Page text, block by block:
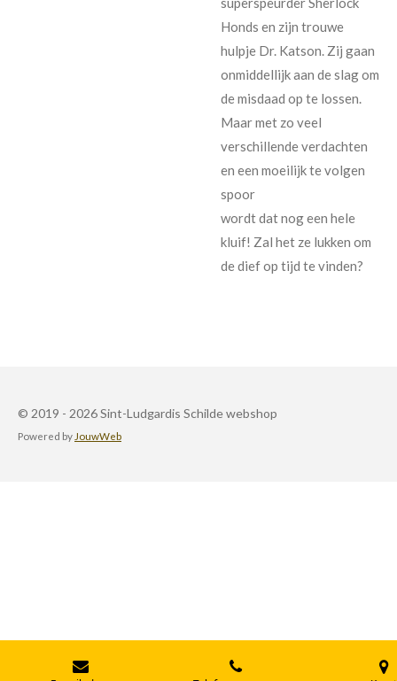
Honds en zijn trouwe
hulpje Dr. Katson. Zij gaan
onmiddellijk aan de slag om
de misdaad op te lossen.
Maar met zo veel
verschillende verdachten
en een moeilijk te volgen
spoor
wordt dat nog een hele
kluif! Zal het ze lukken om
de dief op tijd te vinden?
© 2019 - 2026 Sint-Ludgardis Schilde webshop
Powered by JouwWeb